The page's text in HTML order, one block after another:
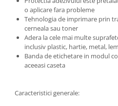
o aplicare fara probleme
Tehnologia de imprimare prin
cerneala sau toner
Adera la cele mai multe
inclusiv plastic, hartie, metal,
Banda de etichetare in modul
aceeasi caseta
Caracteristici generale: